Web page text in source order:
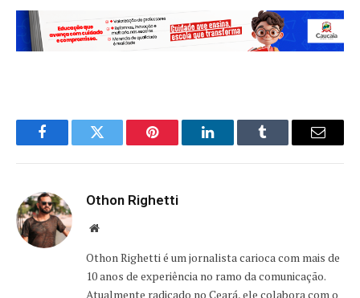
FacebookTwitter Pinterest LinkedInTumblr Email
Othon Righetti
Website
Othon Righetti é um jornalista carioca com mais de
10 anos de experiência no ramo da comunicação.
Atualmente radicado no Ceará, ele colabora com o